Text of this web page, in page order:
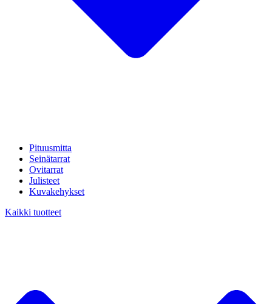
Pituusmitta
Seinätarrat
Ovitarrat
Julisteet
Kuvakehykset
Kaikki tuotteet